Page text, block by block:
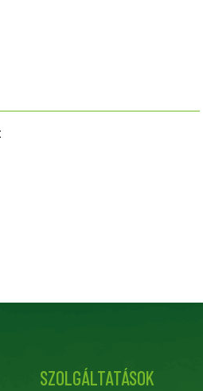
SZOLGÁLTATÁSOK